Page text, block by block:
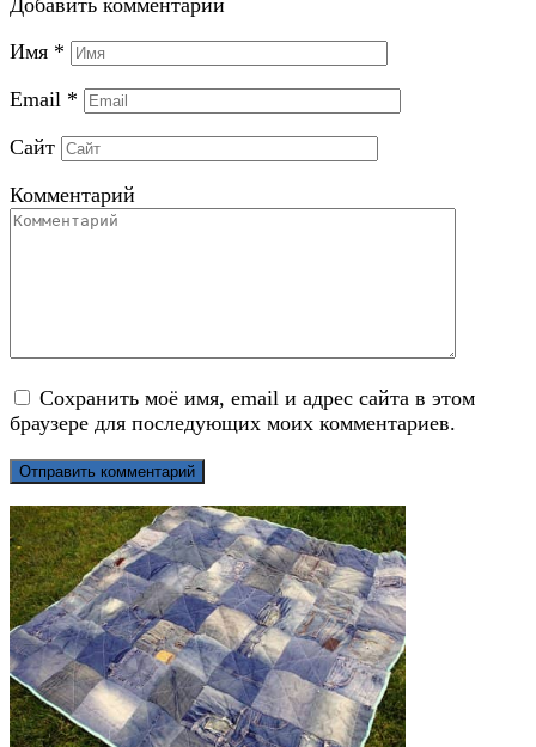
Имя *
Email *
Сайт
Комментарий
Сохранить моё имя, email и адрес сайта в этом
браузере для последующих моих комментариев.